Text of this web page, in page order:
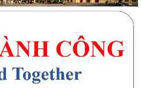
MTTQ Việt Nam thành phố) sơ kết